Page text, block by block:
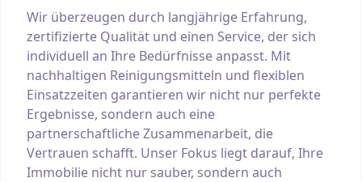
Wir überzeugen durch langjährige Erfahrung,
zertifizierte Qualität und einen Service, der sich
individuell an Ihre Bedürfnisse anpasst. Mit
nachhaltigen Reinigungsmitteln und flexiblen
Einsatzzeiten garantieren wir nicht nur perfekte
Ergebnisse, sondern auch eine
partnerschaftliche Zusammenarbeit, die
Vertrauen schafft. Unser Fokus liegt darauf, Ihre
Immobilie nicht nur sauber, sondern auch